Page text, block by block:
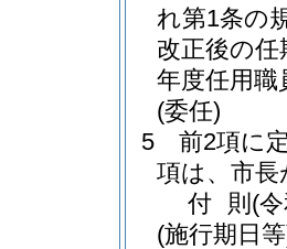
れ第1条の
改正後の
年度任用
(委任)
5
前2項に
項は、市
付 則 (
(施行期日